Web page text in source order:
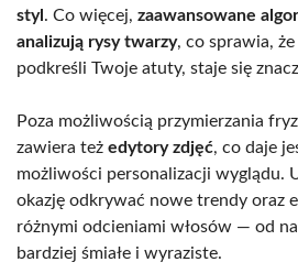
styl . Co więcej, zaawansowane
analizują rysy twarzy, co sprawia,
podkreśli Twoje atuty, staje się
Poza możliwością przymierzania
zawiera też edytory zdjęć, co daje
możliwości personalizacji wyglądu.
okazję odkrywać nowe trendy oraz
różnymi odcieniami włosów — od
bardziej śmiałe i wyraziste.